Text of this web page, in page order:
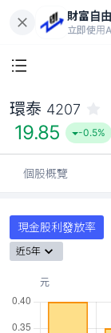
財富自由
立即使用
環泰 4207
19.85 -0.5%
個股概覽
現金股利發放率
近5年